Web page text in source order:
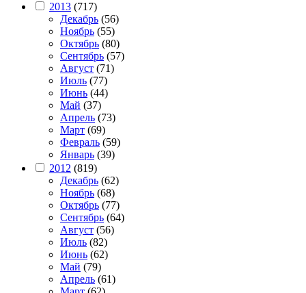
2013 (717)
Декабрь (56)
Ноябрь (55)
Октябрь (80)
Сентябрь (57)
Август (71)
Июль (77)
Июнь (44)
Май (37)
Апрель (73)
Март (69)
Февраль (59)
Январь (39)
2012 (819)
Декабрь (62)
Ноябрь (68)
Октябрь (77)
Сентябрь (64)
Август (56)
Июль (82)
Июнь (62)
Май (79)
Апрель (61)